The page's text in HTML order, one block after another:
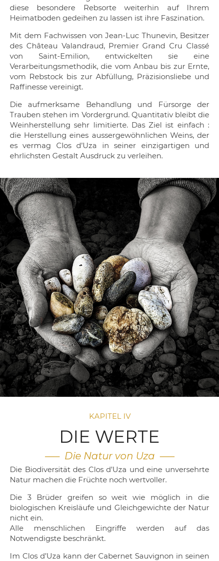
diese besondere Rebsorte weiterhin auf Ihrem
Heimatboden gedeihen zu lassen ist ihre Faszination.
Mit dem Fachwissen von Jean-Luc Thunevin, Besitzer
des Château Valandraud, Premier Grand Cru Classé
von Saint-Emilion, entwickelten sie eine
Verarbeitungsmethodik, die vom Anbau bis zur Ernte,
vom Rebstock bis zur Abfüllung, Präzisionsliebe und
Raffinesse vereinigt.
Die aufmerksame Behandlung und Fürsorge der
Trauben stehen im Vordergrund. Quantitativ bleibt die
Weinherstellung sehr limitierte. Das Ziel ist einfach :
die Herstellung eines aussergewöhnlichen Weins, der
es vermag Clos d’Uza in seiner einzigartigen und
ehrlichsten Gestalt Ausdruck zu verleihen.
KAPITEL IV
DIE WERTE
—– Die Natur von Uza —–
Die Biodiversität des Clos d’Uza und eine unversehrte
Natur machen die Früchte noch wertvoller.
Die 3 Brüder greifen so weit wie möglich in die
biologischen Kreisläufe und Gleichgewichte der Natur
nicht ein.
Alle menschlichen Eingriffe werden auf das
Notwendigste beschränkt.
Im Clos d’Uza kann der Cabernet Sauvignon in seinen